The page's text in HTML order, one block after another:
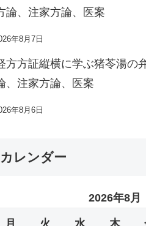
論、注家方論、医案
年8月7日
方方証縦横に学ぶ猪苓湯の
、注家方論、医案
年8月6日
カレンダー
2026年8月